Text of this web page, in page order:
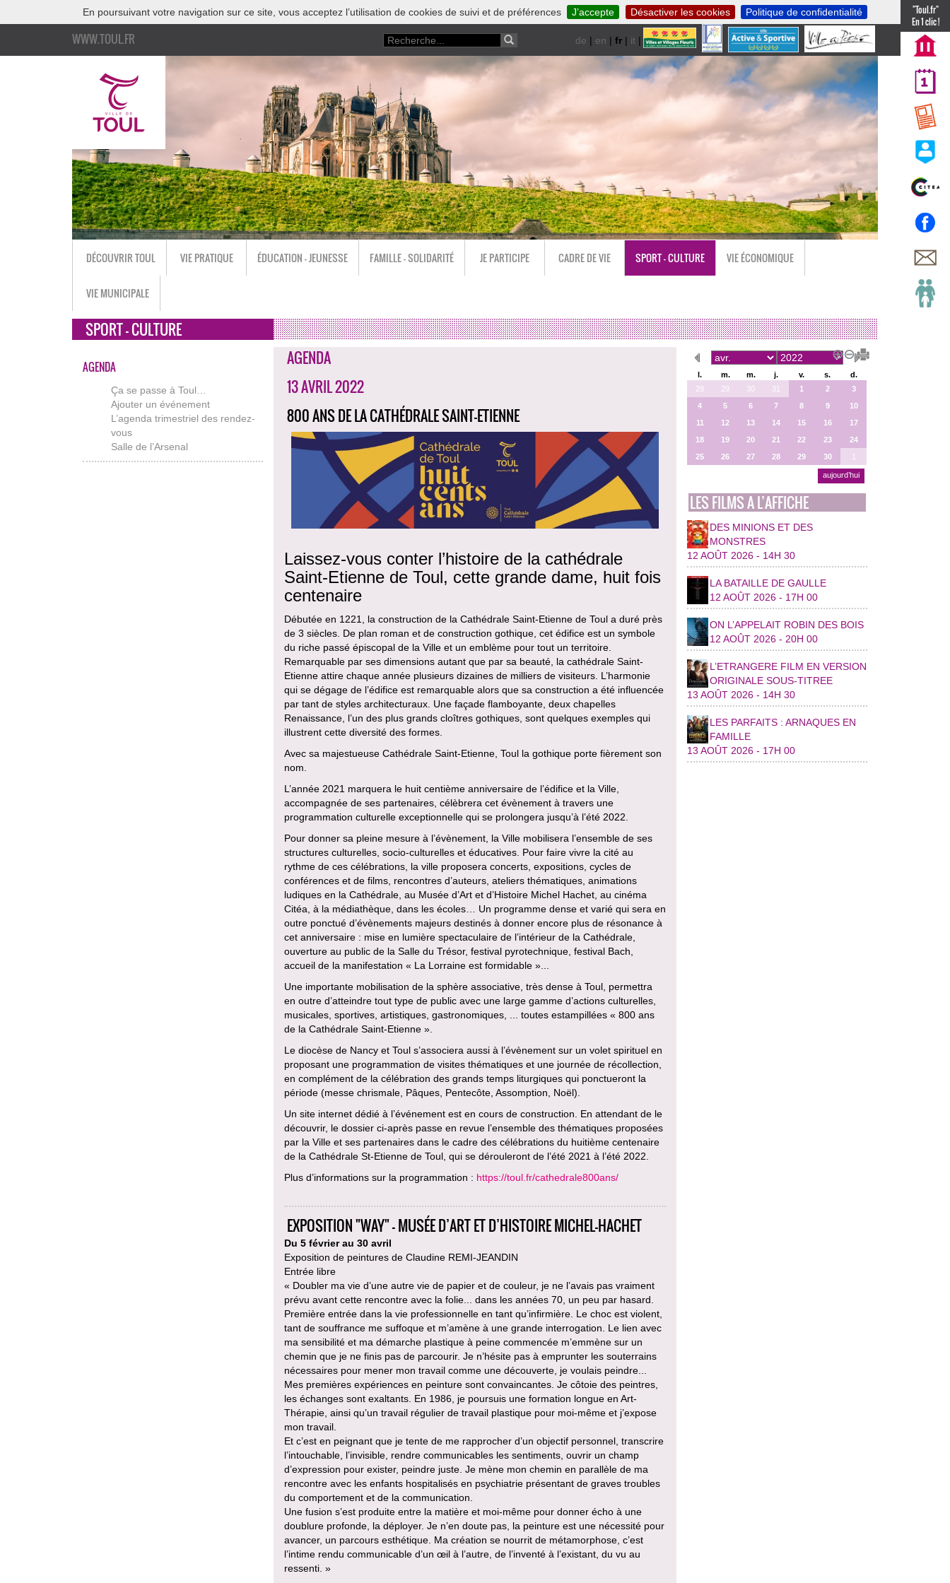
En poursuivant votre navigation sur ce site, vous acceptez l’utilisation de cookies de suivi et de préférences J’accepte Désactiver les cookies Politique de confidentialité
WWW.TOUL.FR de | en | fr | it |nl
"Toul.fr"
En 1 clic !
DÉCOUVRIR TOUL VIE PRATIQUE ÉDUCATION - JEUNESSE FAMILLE - SOLIDARITÉ JE PARTICIPE CADRE DE VIE SPORT - CULTURE VIE ÉCONOMIQUE
VIE MUNICIPALE
SPORT - CULTURE
AGENDA
Ça se passe à Toul…
Ajouter un événement
L’agenda trimestriel des rendez-
vous
Salle de l’Arsenal
AGENDA
13 AVRIL 2022
800 ANS DE LA CATHÉDRALE SAINT-ETIENNE
Laissez-vous conter l’histoire de la cathédrale
Saint-Etienne de Toul, cette grande dame, huit fois
centenaire
Débutée en 1221, la construction de la Cathédrale Saint-Etienne de Toul a duré près
de 3 siècles. De plan roman et de construction gothique, cet édifice est un symbole
du riche passé épiscopal de la Ville et un emblème pour tout un territoire.
Remarquable par ses dimensions autant que par sa beauté, la cathédrale Saint-
Etienne attire chaque année plusieurs dizaines de milliers de visiteurs. L’harmonie
qui se dégage de l’édifice est remarquable alors que sa construction a été influencée
par tant de styles architecturaux. Une façade flamboyante, deux chapelles
Renaissance, l’un des plus grands cloîtres gothiques, sont quelques exemples qui
illustrent cette diversité des formes.
Avec sa majestueuse Cathédrale Saint-Etienne, Toul la gothique porte fièrement son
nom.
L’année 2021 marquera le huit centième anniversaire de l’édifice et la Ville,
accompagnée de ses partenaires, célèbrera cet évènement à travers une
programmation culturelle exceptionnelle qui se prolongera jusqu’à l’été 2022.
Pour donner sa pleine mesure à l’évènement, la Ville mobilisera l’ensemble de ses
structures culturelles, socio-culturelles et éducatives. Pour faire vivre la cité au
rythme de ces célébrations, la ville proposera concerts, expositions, cycles de
conférences et de films, rencontres d’auteurs, ateliers thématiques, animations
ludiques en la Cathédrale, au Musée d’Art et d’Histoire Michel Hachet, au cinéma
Citéa, à la médiathèque, dans les écoles… Un programme dense et varié qui sera en
outre ponctué d’évènements majeurs destinés à donner encore plus de résonance à
cet anniversaire : mise en lumière spectaculaire de l’intérieur de la Cathédrale,
ouverture au public de la Salle du Trésor, festival pyrotechnique, festival Bach,
accueil de la manifestation « La Lorraine est formidable »...
Une importante mobilisation de la sphère associative, très dense à Toul, permettra
en outre d’atteindre tout type de public avec une large gamme d’actions culturelles,
musicales, sportives, artistiques, gastronomiques, ... toutes estampillées « 800 ans
de la Cathédrale Saint-Etienne ».
Le diocèse de Nancy et Toul s’associera aussi à l’évènement sur un volet spirituel en
proposant une programmation de visites thématiques et une journée de récollection,
en complément de la célébration des grands temps liturgiques qui ponctueront la
période (messe chrismale, Pâques, Pentecôte, Assomption, Noël).
Un site internet dédié à l’événement est en cours de construction. En attendant de le
découvrir, le dossier ci-après passe en revue l’ensemble des thématiques proposées
par la Ville et ses partenaires dans le cadre des célébrations du huitième centenaire
de la Cathédrale St-Etienne de Toul, qui se dérouleront de l’été 2021 à l’été 2022.
Plus d’informations sur la programmation : https://toul.fr/cathedrale800ans/
EXPOSITION "WAY" - MUSÉE D’ART ET D’HISTOIRE MICHEL-HACHET
Du 5 février au 30 avril
Exposition de peintures de Claudine REMI-JEANDIN
Entrée libre
« Doubler ma vie d’une autre vie de papier et de couleur, je ne l’avais pas vraiment
prévu avant cette rencontre avec la folie... dans les années 70, un peu par hasard.
Première entrée dans la vie professionnelle en tant qu’infirmière. Le choc est violent,
tant de souffrance me suffoque et m’amène à une grande interrogation. Le lien avec
ma sensibilité et ma démarche plastique à peine commencée m’emmène sur un
chemin que je ne finis pas de parcourir. Je n’hésite pas à emprunter les souterrains
nécessaires pour mener mon travail comme une découverte, je voulais peindre...
Mes premières expériences en peinture sont convaincantes. Je côtoie des peintres,
les échanges sont exaltants. En 1986, je poursuis une formation longue en Art-
Thérapie, ainsi qu’un travail régulier de travail plastique pour moi-même et j’expose
mon travail.
Et c’est en peignant que je tente de me rapprocher d’un objectif personnel, transcrire
l’intouchable, l’invisible, rendre communicables les sentiments, ouvrir un champ
d’expression pour exister, peindre juste. Je mène mon chemin en parallèle de ma
rencontre avec les enfants hospitalisés en psychiatrie présentant de graves troubles
du comportement et de la communication.
Une fusion s’est produite entre la matière et moi-même pour donner écho à une
doublure profonde, la déployer. Je n’en doute pas, la peinture est une nécessité pour
avancer, un parcours esthétique. Ma création se nourrit de métamorphose, c’est
l’intime rendu communicable d’un œil à l’autre, de l’inventé à l’existant, du vu au
ressenti. »
l. m. m. j. v. s.
d.
28
29 30 31 1 2
3
4
5 6 7 8 9
10
11
12 13 14 15 16
17
18
19 20 21 22 23
24
25
26 27 28 29 30 1
aujourd’hui
LES FILMS A L’AFFICHE
DES MINIONS ET DES
MONSTRES
12 AOÛT 2026 - 14H 30
LA BATAILLE DE GAULLE
12 AOÛT 2026 - 17H 00
ON L’APPELAIT ROBIN DES BOIS
12 AOÛT 2026 - 20H 00
L’ETRANGERE FILM EN VERSION
ORIGINALE SOUS-TITREE
13 AOÛT 2026 - 14H 30
LES PARFAITS : ARNAQUES EN
FAMILLE
13 AOÛT 2026 - 17H 00